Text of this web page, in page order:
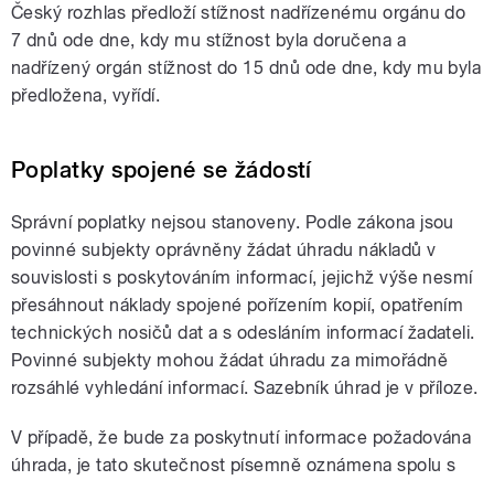
Český rozhlas předloží stížnost nadřízenému orgánu do
7 dnů ode dne, kdy mu stížnost byla doručena a
nadřízený orgán stížnost do 15 dnů ode dne, kdy mu byla
předložena, vyřídí.
Poplatky spojené se žádostí
Správní poplatky nejsou stanoveny. Podle zákona jsou
povinné subjekty oprávněny žádat úhradu nákladů v
souvislosti s poskytováním informací, jejichž výše nesmí
přesáhnout náklady spojené pořízením kopií, opatřením
technických nosičů dat a s odesláním informací žadateli.
Povinné subjekty mohou žádat úhradu za mimořádně
rozsáhlé vyhledání informací. Sazebník úhrad je v příloze.
V případě, že bude za poskytnutí informace požadována
úhrada, je tato skutečnost písemně oznámena spolu s